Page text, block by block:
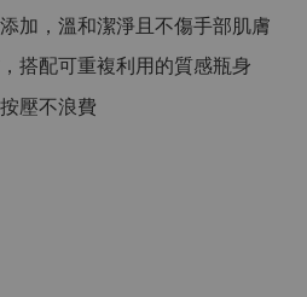
加，溫和潔淨且不傷手部肌膚
搭配可重複利用的質感瓶身
壓不浪費